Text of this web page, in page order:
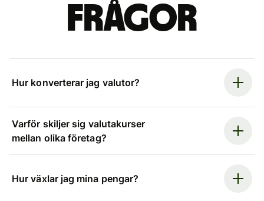
frågor
Hur konverterar jag valutor?
Varför skiljer sig valutakurser
mellan olika företag?
Hur växlar jag mina pengar?